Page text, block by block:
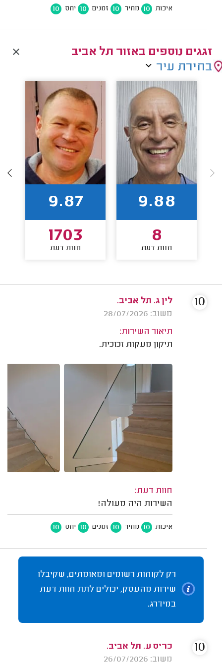
איכות 10 מחיר 10 זמנים 10 יחס 10
זגגים נוספים באזור תל אביב
בחירת עיר
9.88
8
חוות דעת
9.87
1703
חוות דעת
לין ג. תל אביב.
משוב: 28/07/2026
תיאור השירות:
תיקון מעקות זכוכית.
חוות דעת:
השירות היה מעולה!
איכות 10 מחיר 10 זמנים 10 יחס 10
10
רק לקוחות רשומים ומאומתים, שקיבלו
שירות מהעסק, יכולים לתת חוות דעת
במידרג.
כריס ע. תל אביב.
משוב: 26/07/2026
10